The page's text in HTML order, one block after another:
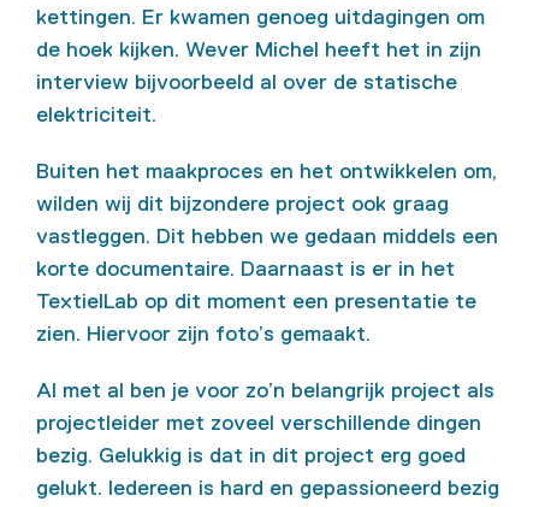
kettingen. Er kwamen genoeg uitdagingen om
de hoek kijken. Wever Michel heeft het in zijn
interview bijvoorbeeld al over de statische
elektriciteit.
Buiten het maakproces en het ontwikkelen om,
wilden wij dit bijzondere project ook graag
vastleggen. Dit hebben we gedaan middels een
korte documentaire. Daarnaast is er in het
TextielLab op dit moment een presentatie te
zien. Hiervoor zijn foto’s gemaakt.
Al met al ben je voor zo’n belangrijk project als
projectleider met zoveel verschillende dingen
bezig. Gelukkig is dat in dit project erg goed
gelukt. Iedereen is hard en gepassioneerd bezig